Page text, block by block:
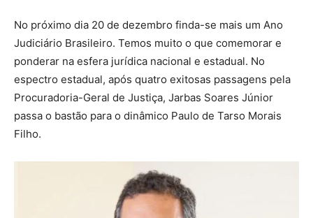
No próximo dia 20 de dezembro finda-se mais um Ano
Judiciário Brasileiro. Temos muito o que comemorar e
ponderar na esfera jurídica nacional e estadual. No
espectro estadual, após quatro exitosas passagens pela
Procuradoria-Geral de Justiça, Jarbas Soares Júnior
passa o bastão para o dinâmico Paulo de Tarso Morais
Filho.